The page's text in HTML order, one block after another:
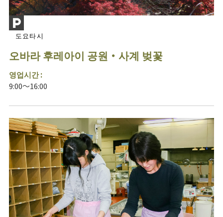
도요타시
오바라 후레아이 공원・사계 벚꽃
영업시간 :
9:00～16:00